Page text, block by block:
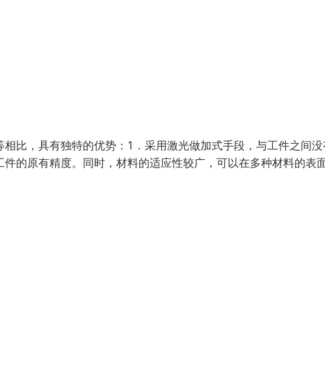
比，具有独特的优势：1．采用激光做加式手段，与工件之间
的原有精度。同时，材料的适应性较广，可以在多种材料的表